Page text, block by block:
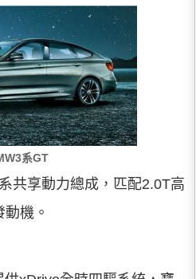
系GT
共享動力總成，匹配2.0T高
機。